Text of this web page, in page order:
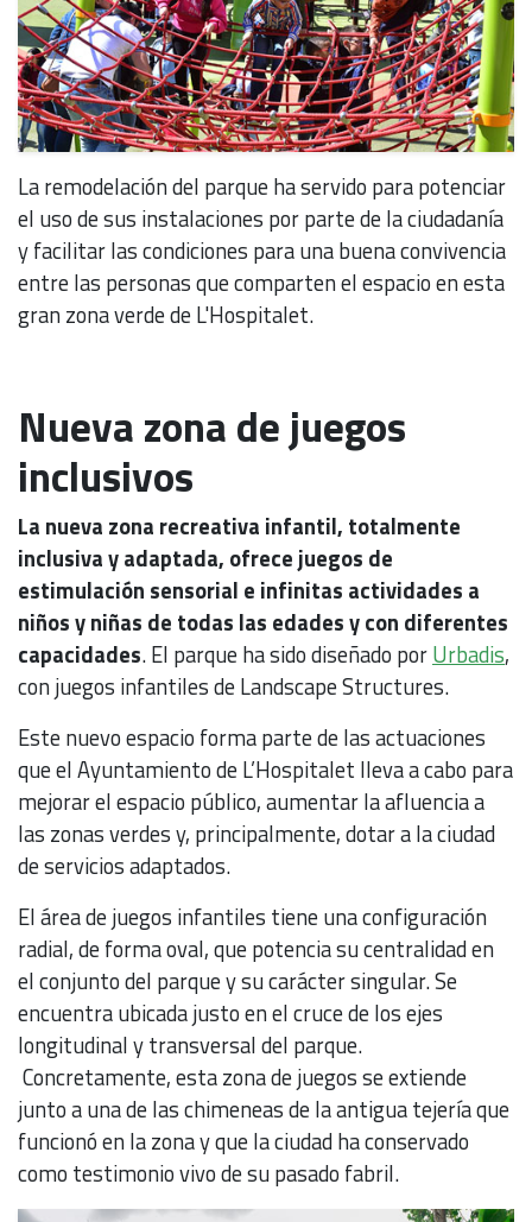
La remodelación del parque ha servido para potenciar
el uso de sus instalaciones por parte de la ciudadanía
y facilitar las condiciones para una buena convivencia
entre las personas que comparten el espacio en esta
gran zona verde de L'Hospitalet.
Nueva zona de juegos
inclusivos
La nueva zona recreativa infantil, totalmente
inclusiva y adaptada, ofrece juegos de
estimulación sensorial e infinitas actividades a
niños y niñas de todas las edades y con diferentes
capacidades. El parque ha sido diseñado porUrbadis,
con juegos infantiles de Landscape Structures.
Este nuevo espacio forma parte de las actuaciones
que el Ayuntamiento de L’Hospitalet lleva a cabo para
mejorar el espacio público, aumentar la afluencia a
las zonas verdes y, principalmente, dotar a la ciudad
de servicios adaptados.
El área de juegos infantiles tiene una configuración
radial, de forma oval, que potencia su centralidad en
el conjunto del parque y su carácter singular. Se
encuentra ubicada justo en el cruce de los ejes
longitudinal y transversal del parque.
Concretamente, esta zona de juegos se extiende
junto a una de las chimeneas de la antigua tejería que
funcionó en la zona y que la ciudad ha conservado
como testimonio vivo de su pasado fabril.